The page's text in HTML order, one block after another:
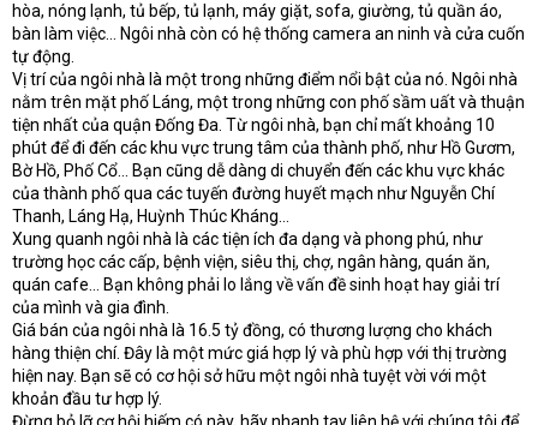
hòa, nóng lạnh, tủ bếp, tủ lạnh, máy giặt, sofa, giường, tủ quần áo,
bàn làm việc… Ngôi nhà còn có hệ thống camera an ninh và cửa cuốn
tự động.
Vị trí của ngôi nhà là một trong những điểm nổi bật của nó. Ngôi nhà
nằm trên mặt phố Láng, một trong những con phố sầm uất và thuận
tiện nhất của quận Đống Đa. Từ ngôi nhà, bạn chỉ mất khoảng 10
phút để đi đến các khu vực trung tâm của thành phố, như Hồ Gươm,
Bờ Hồ, Phố Cổ… Bạn cũng dễ dàng di chuyển đến các khu vực khác
của thành phố qua các tuyến đường huyết mạch như Nguyễn Chí
Thanh, Láng Hạ, Huỳnh Thúc Kháng…
Xung quanh ngôi nhà là các tiện ích đa dạng và phong phú, như
trường học các cấp, bệnh viện, siêu thị, chợ, ngân hàng, quán ăn,
quán cafe… Bạn không phải lo lắng về vấn đề sinh hoạt hay giải trí
của mình và gia đình.
Giá bán của ngôi nhà là 16.5 tỷ đồng, có thương lượng cho khách
hàng thiện chí. Đây là một mức giá hợp lý và phù hợp với thị trường
hiện nay. Bạn sẽ có cơ hội sở hữu một ngôi nhà tuyệt vời với một
khoản đầu tư hợp lý.